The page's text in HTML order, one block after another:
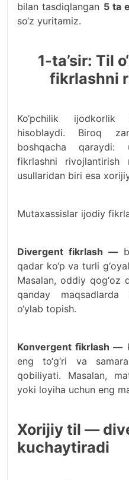
bilan tasdiqlangan 5 ta
so‘z yuritamiz.
1-ta’sir: Til
fikrlashni
Ko‘pchilik ijodkorlik
hisoblaydi. Biroq
boshqacha qaraydi:
fikrlashni rivojlantirish
usullaridan biri esa
Mutaxassislar ijodiy
Divergent fikrlash —
qadar ko‘p va turli
Masalan, oddiy qog‘oz
qanday maqsadlarda
o‘ylab topish.
Konvergent fikrlash —
eng to‘g‘ri va
qobiliyati. Masalan,
yoki loyiha uchun eng
Xorijiy til —
kuchaytiradi